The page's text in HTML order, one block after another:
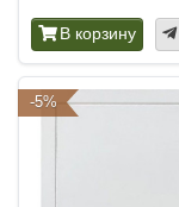
В корзину
-5%